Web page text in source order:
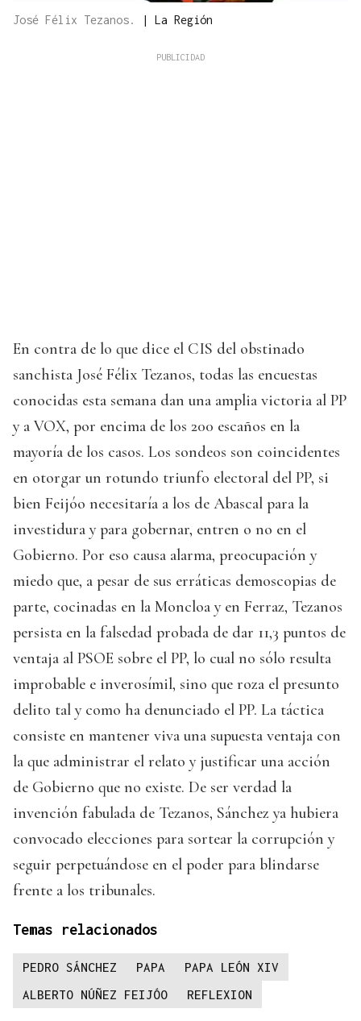
José Félix Tezanos. | La Región
En contra de lo que dice el CIS del obstinado
sanchista José Félix Tezanos, todas las encuestas
conocidas esta semana dan una amplia victoria al PP
y a VOX, por encima de los 200 escaños en la
mayoría de los casos. Los sondeos son coincidentes
en otorgar un rotundo triunfo electoral del PP, si
bien Feijóo necesitaría a los de Abascal para la
investidura y para gobernar, entren o no en el
Gobierno. Por eso causa alarma, preocupación y
miedo que, a pesar de sus erráticas demoscopias de
parte, cocinadas en la Moncloa y en Ferraz, Tezanos
persista en la falsedad probada de dar 11,3 puntos de
ventaja al PSOE sobre el PP, lo cual no sólo resulta
improbable e inverosímil, sino que roza el presunto
delito tal y como ha denunciado el PP. La táctica
consiste en mantener viva una supuesta ventaja con
la que administrar el relato y justificar una acción
de Gobierno que no existe. De ser verdad la
invención fabulada de Tezanos, Sánchez ya hubiera
convocado elecciones para sortear la corrupción y
seguir perpetuándose en el poder para blindarse
frente a los tribunales.
Temas relacionados
PEDRO SÁNCHEZ PAPA
PAPA LEÓN XIV
ALBERTO NÚÑEZ FEIJÓO
REFLEXION